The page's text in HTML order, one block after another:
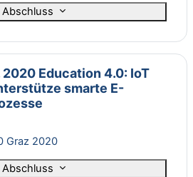
Abschluss
2020 Education 4.0: IoT
smarte E-
Graz 2020Interaktiver Inhalt
Abschluss